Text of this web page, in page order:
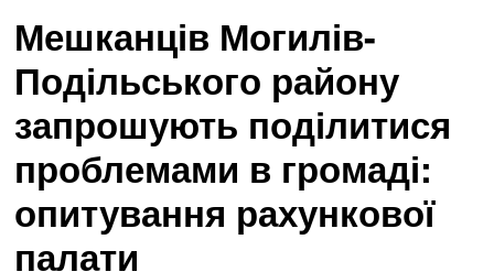
Мешканців Могилів-
Подільського району
запрошують поділитися
проблемами в громаді:
опитування рахункової
палати